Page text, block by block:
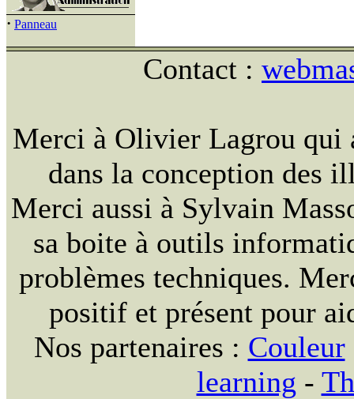
· Panneau
Contact :
Merci à Olivier Lagrou qui
dans la conception des
Merci aussi à Sylvain
sa boite à outils
problèmes techniques.
positif et présent pour
Nos partenaires : Couleur
learning -